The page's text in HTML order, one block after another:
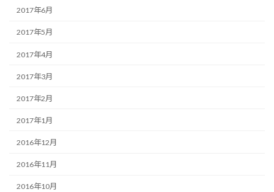
2017年6月
2017年5月
2017年4月
2017年3月
2017年2月
2017年1月
2016年12月
2016年11月
2016年10月